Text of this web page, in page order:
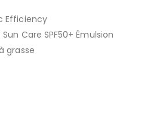
Efficiency
Care SPF50+ Émulsion
grasse